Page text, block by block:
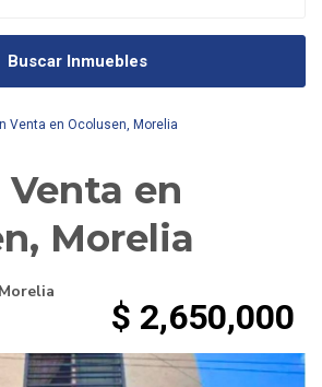
Buscar Inmuebles
Venta en Ocolusen, Morelia
Venta en
Morelia
Morelia
$ 2,650,000